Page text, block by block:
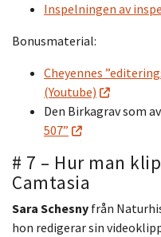
Inspelningen av
Bonusmaterial:
Cheyennes
(Youtube)
Den Birkagrav som
507”
# 7 – Hur man
Camtasia
Sara Schesny från
hon redigerar sin